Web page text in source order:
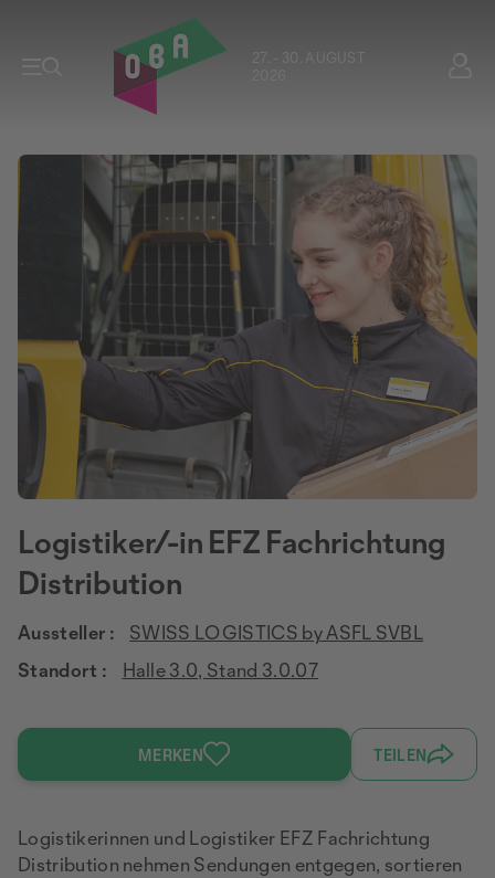
27. - 30. AUGUST
Logistiker/-in EFZ Fachrichtung
Distribution
Aussteller :
SWISS LOGISTICS by ASFL SVBL
Standort :
Halle 3.0, Stand 3.0.07
MERKEN TEILEN
Logistikerinnen und Logistiker EFZ Fachrichtung
Distribution nehmen Sendungen entgegen, sortieren